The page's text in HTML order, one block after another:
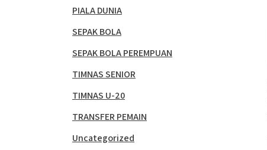
PIALA DUNIA
SEPAK BOLA
SEPAK BOLA PEREMPUAN
TIMNAS SENIOR
TIMNAS U-20
TRANSFER PEMAIN
Uncategorized